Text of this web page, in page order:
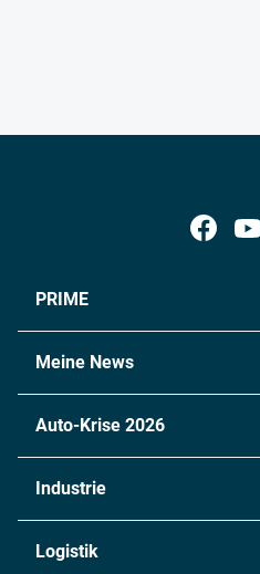
PRIME
Meine News
Auto-Krise 2026
Industrie
Logistik